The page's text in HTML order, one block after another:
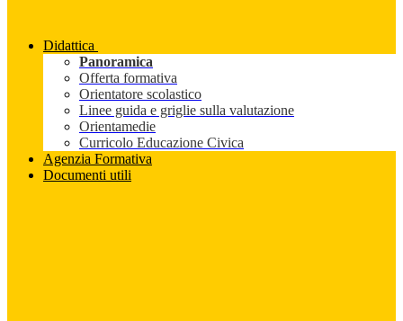
Didattica
Panoramica
Offerta formativa
Orientatore scolastico
Linee guida e griglie sulla valutazione
Orientamedie
Curricolo Educazione Civica
Agenzia Formativa
Documenti utili